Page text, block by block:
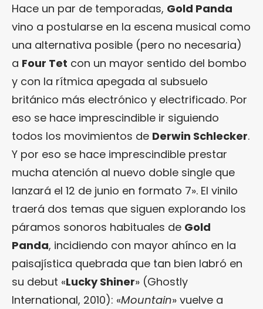
Hace un par de temporadas, Gold Panda
vino a postularse en la escena musical como
una alternativa posible (pero no necesaria)
a Four Tet con un mayor sentido del bombo
y con la rítmica apegada al subsuelo
británico más electrónico y electrificado. Por
eso se hace imprescindible ir siguiendo
todos los movimientos de Derwin Schlecker.
Y por eso se hace imprescindible prestar
mucha atención al nuevo doble single que
lanzará el 12 de junio en formato 7». El vinilo
traerá dos temas que siguen explorando los
páramos sonoros habituales de Gold
Panda, incidiendo con mayor ahínco en la
paisajística quebrada que tan bien labró en
su debut «Lucky Shiner» (Ghostly
International, 2010): «Mountain» vuelve a